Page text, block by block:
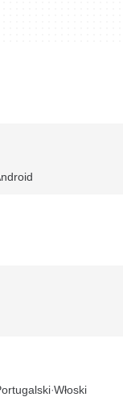
Włoski